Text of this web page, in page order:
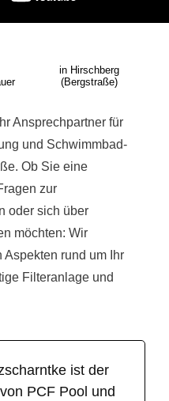
in Hirschberg
(Bergstraße)
Ansprechpartner für
und Schwimmbad-
Ob Sie eine
zur
oder sich über
möchten: Wir
Aspekten rund um Ihr
Filteranlage und
ist der
PCF Pool und